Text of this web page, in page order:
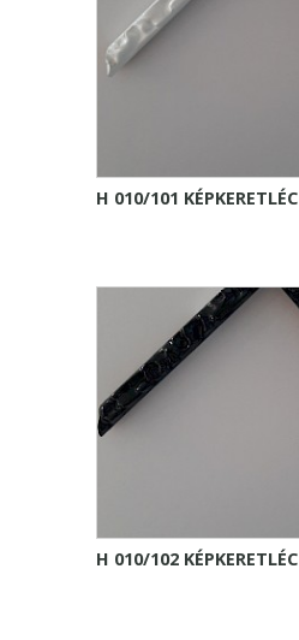
H 010/101 KÉPKERETLÉC
H 010/102 KÉPKERETLÉC